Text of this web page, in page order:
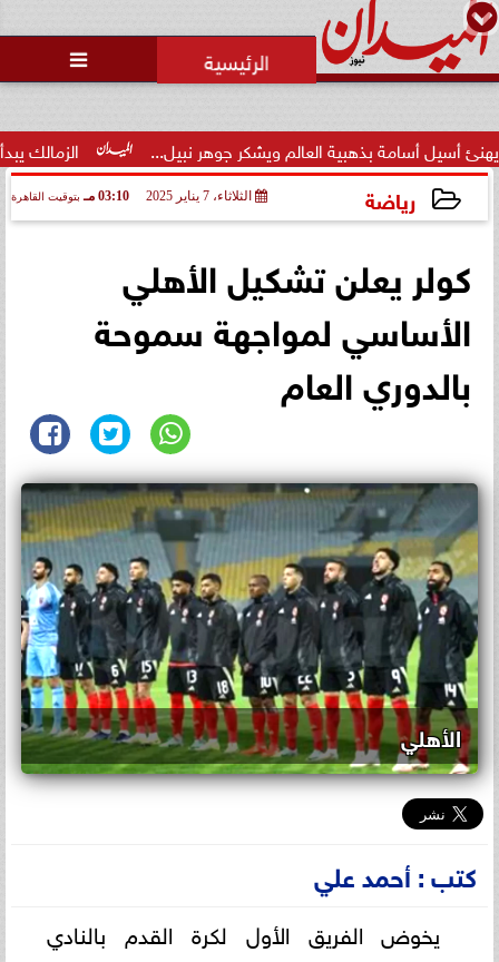

الزمالك يبدأ ودياته بذهبية العالم ويشكر جوهر نبيل...
رياضة الثلاثاء، 7 يناير 2025 03:10 مـ بتوقيت القاهرة
كولر يعلن تشكيل الأهلي
الأساسي لمواجهة سموحة
بالدوري العام
الأهلي
كتب : أحمد علي
يخوض الفريق الأول لكرة القدم بالنادي